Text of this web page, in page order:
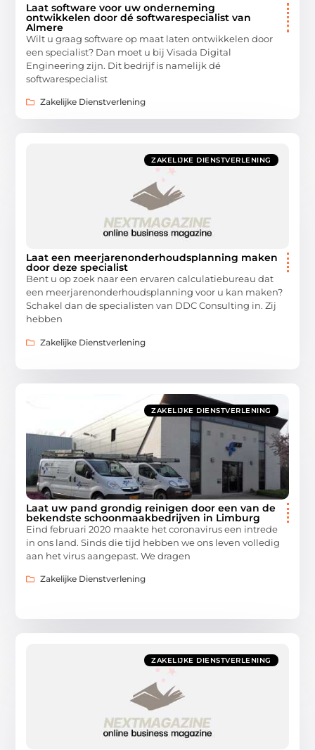
Laat software voor uw onderneming
ontwikkelen door dé softwarespecialist van
Almere
Wilt u graag software op maat laten ontwikkelen door
een specialist? Dan moet u bij Visada Digital
Engineering zijn. Dit bedrijf is namelijk dé
softwarespecialist
Zakelijke Dienstverlening
ZAKELIJKE DIENSTVERLENING
Laat een meerjarenonderhoudsplanning maken
door deze specialist
Bent u op zoek naar een ervaren calculatiebureau dat
een meerjarenonderhoudsplanning voor u kan maken?
Schakel dan de specialisten van DDC Consulting in. Zij
hebben
Zakelijke Dienstverlening
ZAKELIJKE DIENSTVERLENING
Laat uw pand grondig reinigen door een van de
bekendste schoonmaakbedrijven in Limburg
Eind februari 2020 maakte het coronavirus een intrede
in ons land. Sinds die tijd hebben we ons leven volledig
aan het virus aangepast. We dragen
Zakelijke Dienstverlening
ZAKELIJKE DIENSTVERLENING